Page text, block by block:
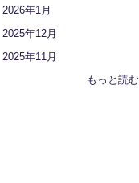
2026年1月
2025年12月
2025年11月
もっと読む